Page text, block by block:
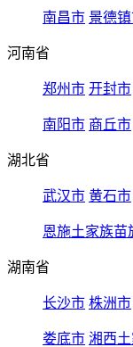
南昌市 景德
河南省
郑州市 开封市
南阳市 商丘市
湖北省
武汉市 黄石市
恩施土家族苗
湖南省
长沙市 株洲市
娄底市 湘西